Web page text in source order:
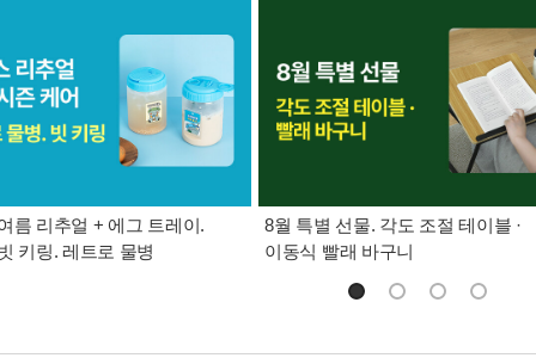
름 리추얼 + 에그 트레이.
키링. 레트로 물병
8월 특별 선물. 각도 조절 테이블 ·
이동식 빨래 바구니